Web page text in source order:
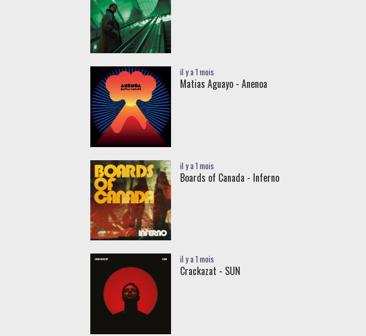
il y a 1 mois
Matias Aguayo - Anenoa
il y a 1 mois
Boards of Canada - Inferno
il y a 1 mois
Crackazat - SUN